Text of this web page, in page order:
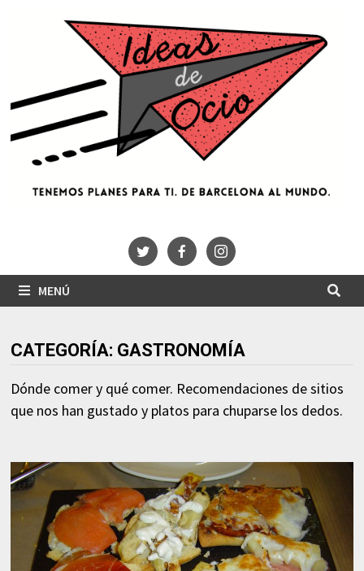
MENÚ
CATEGORÍA: GASTRONOMÍA
Dónde comer y qué comer. Recomendaciones de sitios
que nos han gustado y platos para chuparse los dedos.